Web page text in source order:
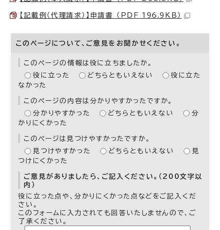
【記載例（代理請求）】申請書 （PDF 196.9KB）
このページについて、ご意見をお聞かせください。
このページの情報は役に立ちましたか。
役に立った
どちらともいえない
役に立た
なかった
このページの内容は分かりやすかったですか。
分かりやすかった
どちらともいえない
分
かりにくかった
このページは見つけやすかったですか。
見つけやすかった
どちらともいえない
見
つけにくかった
ご意見がありましたら、ご記入ください。（200文字以
内）
役に立った点や、分かりにくかった点などをご記入くだ
さい。
このフォームに入力されても回答いたしませんので、ご
了承ください。